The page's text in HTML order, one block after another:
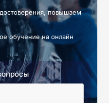
повышаем
обучение на онлайн